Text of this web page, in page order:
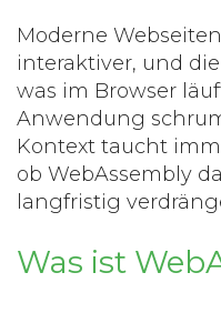
Moderne
interaktiver, und
was im Browser
Anwendung
Kontext taucht
ob WebAssembly
langfristig
Was ist